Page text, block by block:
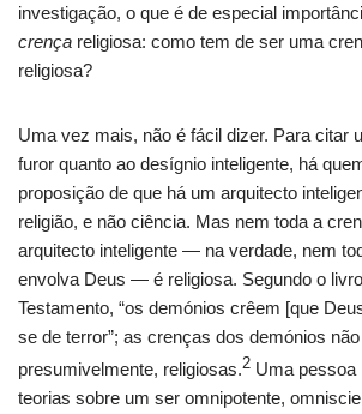
investigação, o que é de especial
crença religiosa: como tem de ser uma
religiosa?
Uma vez mais, não é fácil dizer. Para citar
furor quanto ao desígnio inteligente, há
proposição de que há um arquitecto
religião, e não ciência. Mas nem toda a
arquitecto inteligente — na verdade, nem
envolva Deus — é religiosa. Segundo o
Testamento, “os demónios crêem [que
se de terror”; as crenças dos demónios
presumivelmente, religiosas.2 Uma pessoa
teorias sobre um ser omnipotente,